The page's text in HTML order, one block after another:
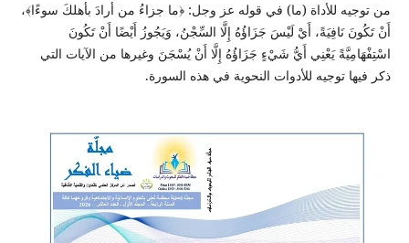
من توجيه للأداة (ما) في قوله عز وجل: ﴿ما جزاءُ من أرادَ بأهلكَ سوءًا﴾،
أَنْ تَكُونَ نَافِيَةً، أَيْ لَيْسَ جَزَاؤُهُ إِلَّا السِّجْنُ، وَيَجُوزُ أَيْضًا أَنْ تَكُونَ
اسْتِفْهَامِيَّةً يَعْنِي أَيُّ شَيْءٍ جَزَاؤُهُ إِلَّا أَنْ يُسْجَنَ وغيرها من الآيات التي
ذكر فيها توجيه للأدوات النحوية في هذه السورة.